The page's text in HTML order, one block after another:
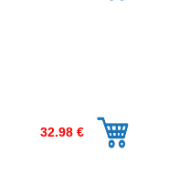
32.98 €